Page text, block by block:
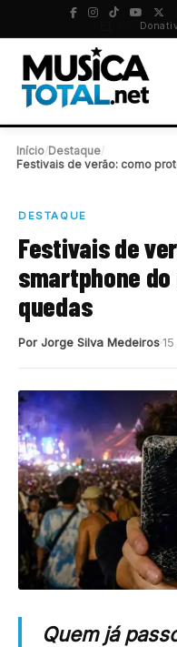
Início Destaque
Festivais de verão: como
DESTAQUE
Festivais de
smartphone
quedas
Por Jorge Silva Medeiros
Quem já